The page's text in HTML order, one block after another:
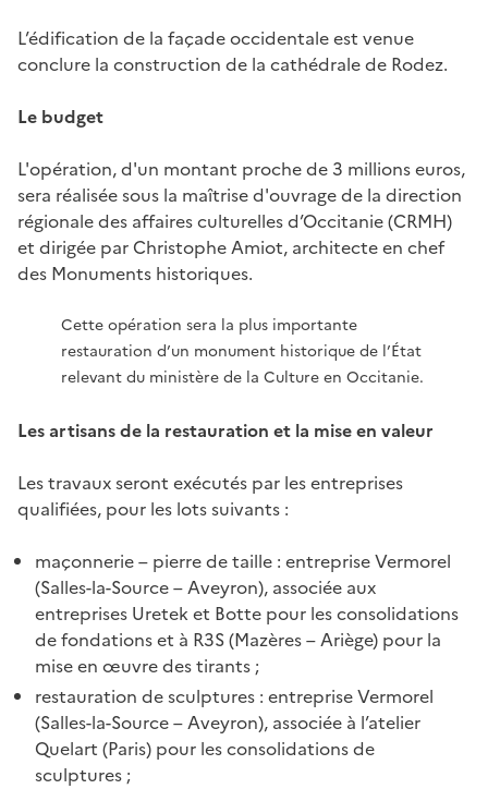
L’édification de la façade occidentale est venue
conclure la construction de la cathédrale de Rodez.
Le budget
L'opération, d'un montant proche de 3 millions euros,
sera réalisée sous la maîtrise d'ouvrage de la direction
régionale des affaires culturelles d’Occitanie (CRMH)
et dirigée par Christophe Amiot, architecte en chef
des Monuments historiques.
Cette opération sera la plus importante
restauration d’un monument historique de l’État
relevant du ministère de la Culture en Occitanie.
Les artisans de la restauration et la mise en valeur
Les travaux seront exécutés par les entreprises
qualifiées, pour les lots suivants :
maçonnerie – pierre de taille : entreprise Vermorel
(Salles-la-Source – Aveyron), associée aux
entreprises Uretek et Botte pour les consolidations
de fondations et à R3S (Mazères – Ariège) pour la
mise en œuvre des tirants ;
restauration de sculptures : entreprise Vermorel
(Salles-la-Source – Aveyron), associée à l’atelier
Quelart (Paris) pour les consolidations de
sculptures ;